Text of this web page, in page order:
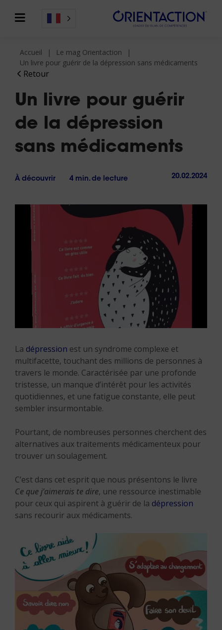
Retour
Accueil
Le mag Orientaction
Un livre pour guérir de la dépression sans médicaments
Un livre pour guérir
de la dépression
sans médicaments
À découvrir 4 min. de lecture 20.02.2024
La dépression est un syndrome complexe et
multifacette, touchant des millions de personnes à
travers le monde. Caractérisée par une profonde
tristesse, un manque d’intérêt pour les activités
quotidiennes, et une fatigue constante, elle peut
sembler insurmontable.
Pourtant, de nombreuses personnes cherchent des
alternatives aux traitements médicamenteux pour
trouver un soulagement.
C’est dans cet esprit que nous présentons le livre
Ce que j’aimerais te dire, une ressource inestimable
pour ceux qui aspirent à guérir de la dépression
sans recourir aux médicaments.